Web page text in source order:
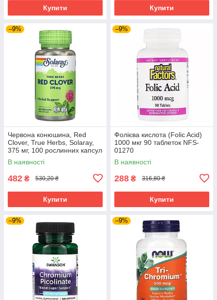
Купити Купити
–9%
Червона конюшина, Red
Clover, True Herbs, Solaray,
375 мг, 100 рослинних капсул
SOR-01480
В наявності
482 ₴ 530,20 ₴
Купити
–9%
Фолієва кислота (Folic Acid)
1000 мкг 90 таблеток NFS-
01270
В наявності
288 ₴ 316,80 ₴
Купити
–9% –9%